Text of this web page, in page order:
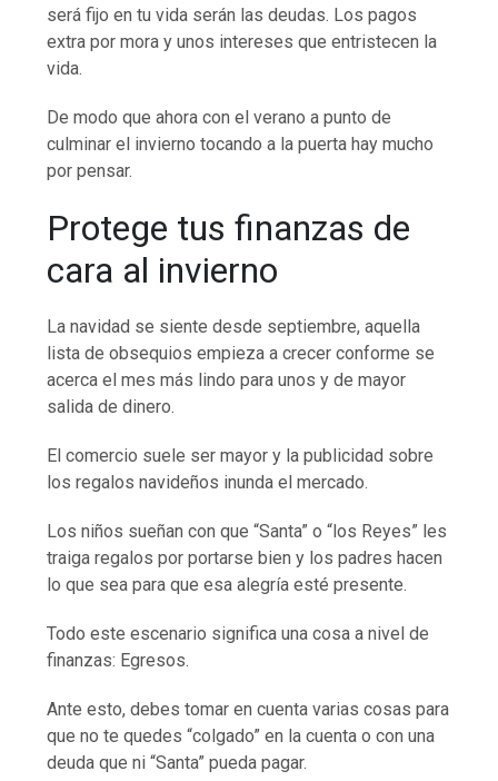
será fijo en tu vida serán las deudas. Los pagos
extra por mora y unos intereses que entristecen la
vida.
De modo que ahora con el verano a punto de
culminar el invierno tocando a la puerta hay mucho
por pensar.
Protege tus finanzas de
cara al invierno
La navidad se siente desde septiembre, aquella
lista de obsequios empieza a crecer conforme se
acerca el mes más lindo para unos y de mayor
salida de dinero.
El comercio suele ser mayor y la publicidad sobre
los regalos navideños inunda el mercado.
Los niños sueñan con que “Santa” o “los Reyes” les
traiga regalos por portarse bien y los padres hacen
lo que sea para que esa alegría esté presente.
Todo este escenario significa una cosa a nivel de
finanzas: Egresos.
Ante esto, debes tomar en cuenta varias cosas para
que no te quedes “colgado” en la cuenta o con una
deuda que ni “Santa” pueda pagar.